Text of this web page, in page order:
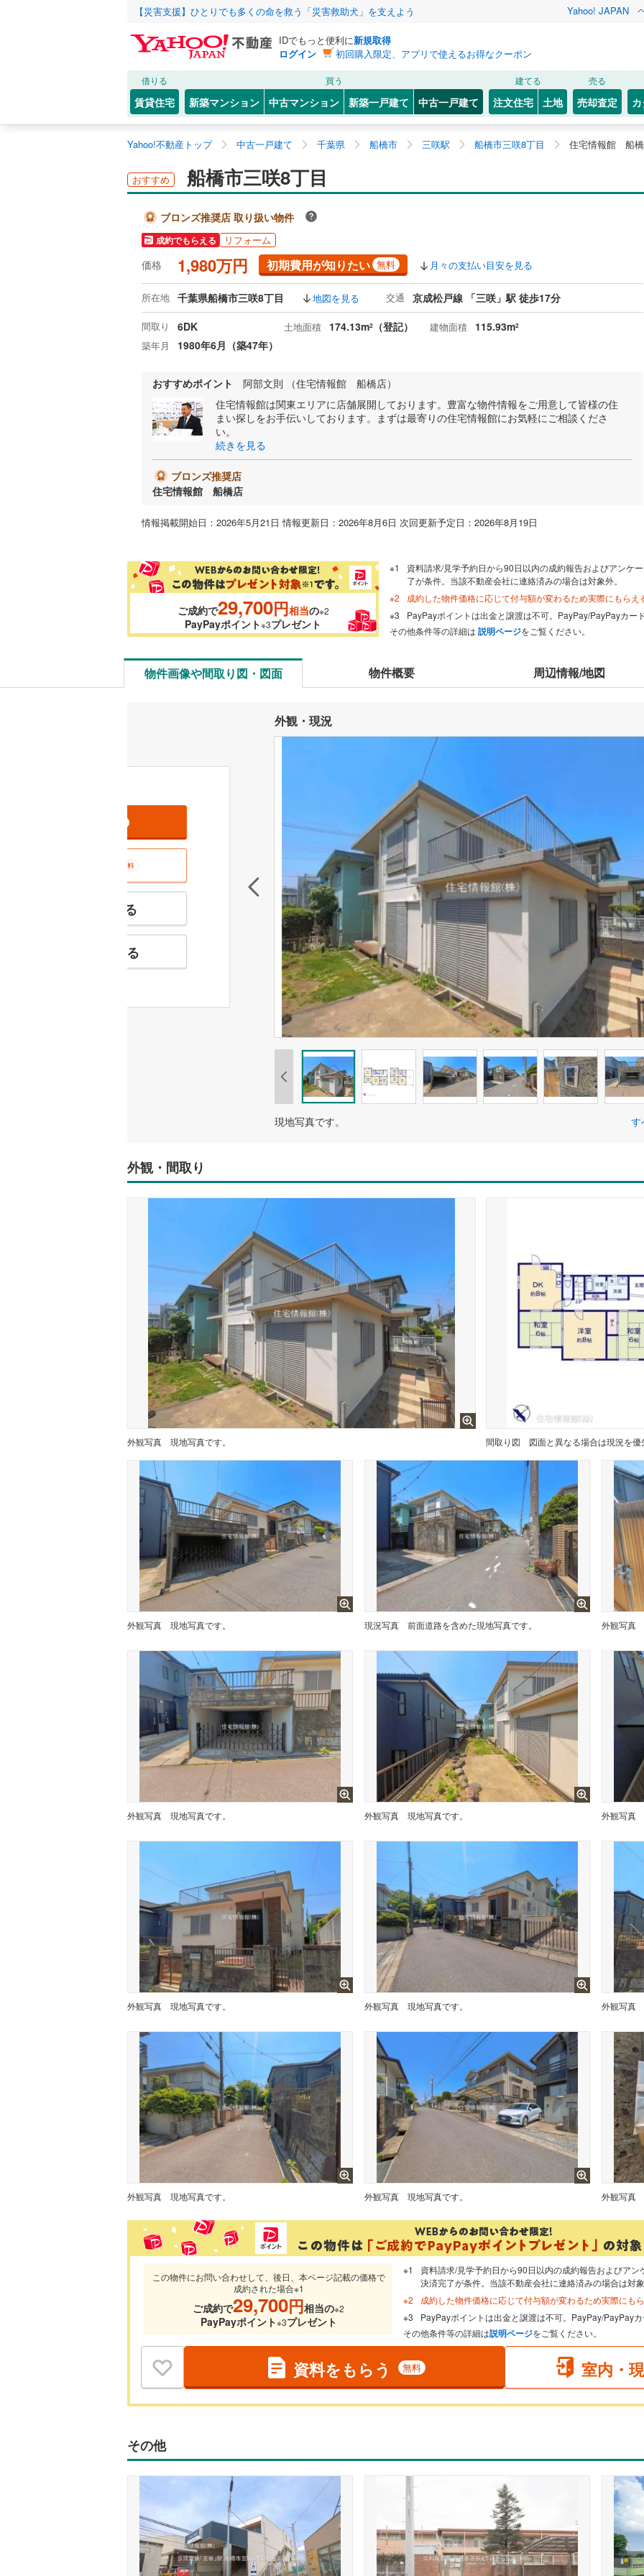
【災害支援】ひとりでも多くの命を救う「災害救助犬」を支えよう Yahoo! JAPAN
IDでもっと便利に新規取得
ログイン
初回購入限定、アプリで使えるお得なクーポン
借りる
賃貸住宅
買う
新築マンション 中古マンション 新築一戸建て 中古一戸建て
建てる
注文住宅 土地
売る
売却査定
Yahoo!不動産トップ 中古一戸建て 千葉県 船橋市 三咲駅 船橋市三咲8丁目 住宅情報館 船
おすすめ 船橋市三咲8丁目
ブロンズ推奨店 取り扱い物件
成約でもらえる リフォーム
価格 1,980万円 初期費用が知りたい 無料 月々の支払い目安を見る
所在地 千葉県船橋市三咲8丁目 地図を見る 交通 京成松戸線 「三咲」駅 徒歩17分
間取り 6DK 土地面積 174.13m2 （登記） 建物面積 115.93m2
築年月 1980年6月（築47年）
おすすめポイント
阿部文則 （住宅情報館 船橋店）
住宅情報館は関東エリアに店舗展開しております。豊富な物件情報をご用意して皆様の住
まい探しをお手伝いしております。まずは最寄りの住宅情報館にお気軽にご相談くださ
い。
続きを見る
ブロンズ推奨店
住宅情報館 船橋店
情報掲載開始日：2026年5月21日 情報更新日：2026年8月6日 次回更新予定日：2026年8月19日
ご成約で29,700円相当の※2
PayPayポイント※3プレゼント
資料請求/見学予約日から90日以内の成約報告およびアンケ
了が条件。当該不動産会社に連絡済みの場合は対象外。
成約した物件価格に応じて付与額が変わるため実際にもらえ
PayPayポイントは出金と譲渡は不可。PayPay/PayPayカー
その他条件等の詳細は 説明ページをご覧ください。
物件画像や間取り図・図面 物件概要 周辺情報/地図
外観・現況
無料
特徴の似た物件を見る
お気に入りに追加する
現地写真です。 す
外観・間取り
外観写真 現地写真です。 間取り図 図面と異なる場合は現況を優
外観写真 現地写真です。 現況写真 前面道路を含めた現地写真です。 外観写真
外観写真 現地写真です。 外観写真 現地写真です。 外観写真
外観写真 現地写真です。 外観写真 現地写真です。 外観写真
外観写真 現地写真です。 外観写真 現地写真です。 外観写真
この物件にお問い合わせして、後日、本ページ記載の価格で
成約された場合※1
ご成約で29,700円相当の※2
PayPayポイント※3プレゼント
資料請求/見学予約日から90日以内の成約報告およびア
決済完了が条件。当該不動産会社に連絡済みの場合は対
成約した物件価格に応じて付与額が変わるため実際にも
PayPayポイントは出金と譲渡は不可。PayPay/PayPay
その他条件等の詳細は説明ページをご覧ください。
資料をもらう 無料 室内・
その他